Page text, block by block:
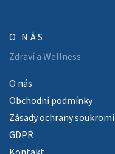
O NÁS
Zdraví a Wellness
O nás
Obchodní podmínky
Zásady ochrany soukromí
GDPR